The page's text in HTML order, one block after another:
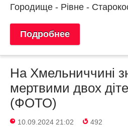
Городище - Рівне -
Подробнее
На Хмельниччині
мертвими двох
(ФОТО)
10.09.2024 21:02
492